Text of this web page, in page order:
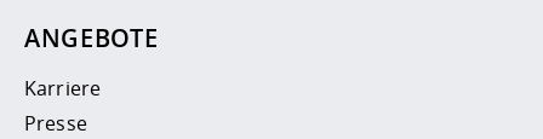
ANGEBOTE
Karriere
Presse